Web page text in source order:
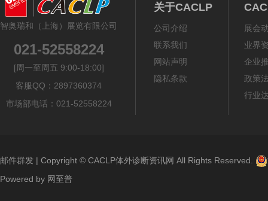
智奥瑞和（上海）展览有限公司
021-52558224
[周一至周五 9:00-18:00]
客服QQ：2897360374
市场部电话：021-52558224
关于CACLP
公司介绍
联系我们
网站声明
隐私条款
展会
业界
企业
政策
行业
邮件群发 | Copyright © CACLP体外诊断资讯网 All Rights Reserved.
Powered by 网至普